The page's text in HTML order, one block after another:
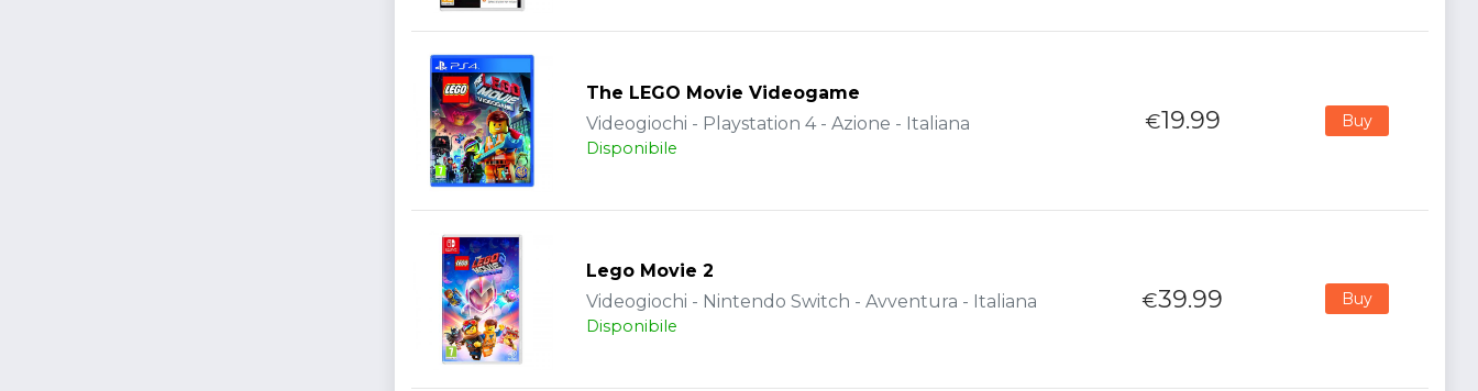
The LEGO Movie Videogame
Videogiochi - Playstation 4 - Azione - Italiana
Disponibile
€19.99 Buy
Lego Movie 2
Videogiochi - Nintendo Switch - Avventura - Italiana
Disponibile
€39.99 Buy